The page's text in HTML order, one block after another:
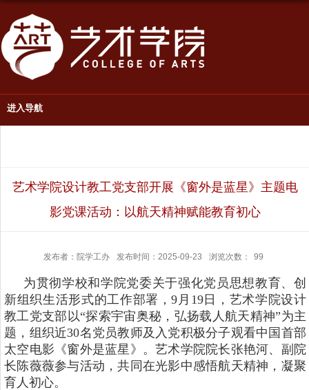
进入导航
艺术学院设计教工党支部开展《窗外是蓝星》主题电
影党课活动：以航天精神赋能教育初心
发布者：院学工办 发布时间：2025-09-23 浏览次数： 99
为贯彻学校和学院党委关于强化党员思想教育、创
新组织生活形式的工作部署，9月19日，艺术学院设计
教工党支部以“探索宇宙奥秘，弘扬载人航天精神”为主
题，组织近30名党员教师及入党积极分子观看中国首部
太空电影《窗外是蓝星》。艺术学院院长张艳河、副院
长陈薇薇参与活动，共同在光影中感悟航天精神，凝聚
育人初心。